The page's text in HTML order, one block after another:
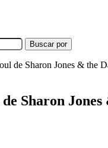
Buscar por
de Sharon Jones & the
Sharon